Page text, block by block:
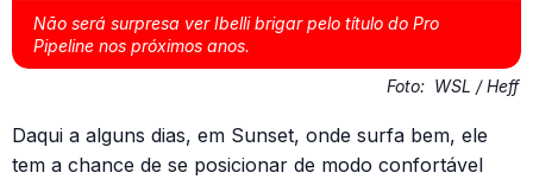
Não será surpresa ver Ibelli brigar pelo título do Pro
Pipeline nos próximos anos.
Foto: WSL / Heff
Daqui a alguns dias, em Sunset, onde surfa bem, ele
tem a chance de se posicionar de modo confortável